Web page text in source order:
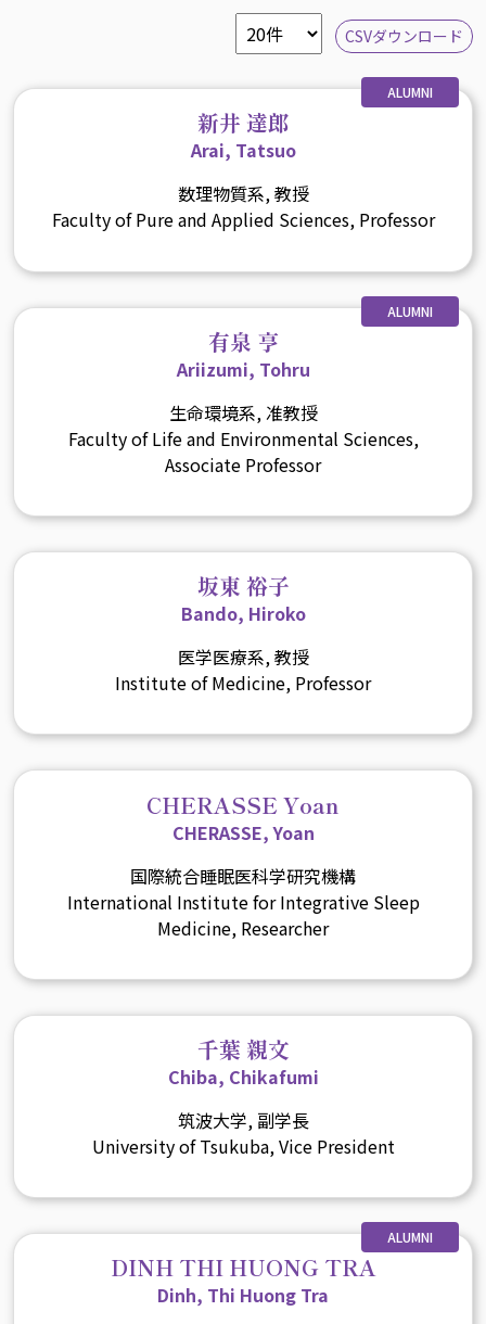
CSVダウンロード
ALUMNI
新井 達郎
Arai, Tatsuo
数理物質系, 教授
Faculty of Pure and Applied Sciences, Professor
ALUMNI
有泉 亨
Ariizumi, Tohru
生命環境系, 准教授
Faculty of Life and Environmental Sciences,
Associate Professor
坂東 裕子
Bando, Hiroko
医学医療系, 教授
Institute of Medicine, Professor
CHERASSE Yoan
CHERASSE, Yoan
国際統合睡眠医科学研究機構
International Institute for Integrative Sleep
Medicine, Researcher
千葉 親文
Chiba, Chikafumi
筑波大学, 副学長
University of Tsukuba, Vice President
ALUMNI
DINH THI HUONG TRA
Dinh, Thi Huong Tra